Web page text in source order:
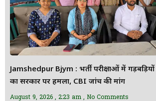
Jamshedpur Bjym : भर्ती परीक्षाओं में
का सरकार पर हमला, CBI जांच की मांग
August 9, 2026 2:23 am No Comments